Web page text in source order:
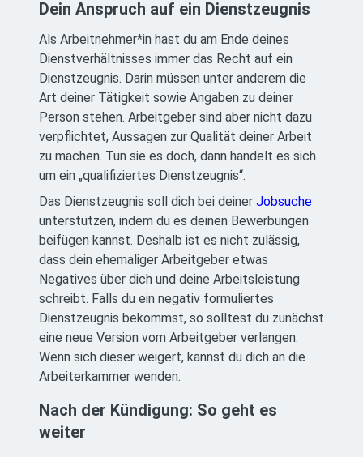
Dein Anspruch auf ein Dienstzeugnis
Als Arbeitnehmer*in hast du am Ende deines
Dienstverhältnisses immer das Recht auf ein
Dienstzeugnis. Darin müssen unter anderem die
Art deiner Tätigkeit sowie Angaben zu deiner
Person stehen. Arbeitgeber sind aber nicht dazu
verpflichtet, Aussagen zur Qualität deiner Arbeit
zu machen. Tun sie es doch, dann handelt es sich
um ein „qualifiziertes Dienstzeugnis“.
Das Dienstzeugnis soll dich bei deiner Jobsuche
unterstützen, indem du es deinen Bewerbungen
beifügen kannst. Deshalb ist es nicht zulässig,
dass dein ehemaliger Arbeitgeber etwas
Negatives über dich und deine Arbeitsleistung
schreibt. Falls du ein negativ formuliertes
Dienstzeugnis bekommst, so solltest du zunächst
eine neue Version vom Arbeitgeber verlangen.
Wenn sich dieser weigert, kannst du dich an die
Arbeiterkammer wenden.
Nach der Kündigung: So geht es
weiter